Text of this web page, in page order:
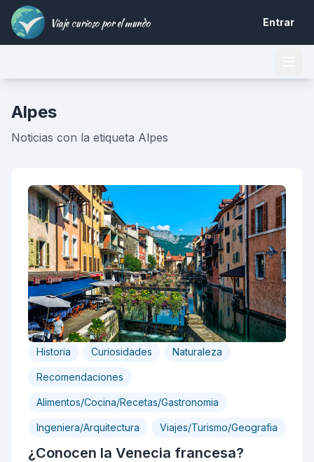
Viaje curioso por el mundo Entrar
Alpes
Noticias con la etiqueta Alpes
Historia Curiosidades Naturaleza
Recomendaciones
Alimentos/Cocina/Recetas/Gastronomia
Ingeniera/Arquitectura Viajes/Turismo/Geografia
¿Conocen la Venecia francesa?